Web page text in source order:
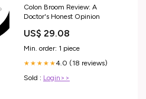
Colon Broom Review: A
Doctor's Honest Opinion
US$ 29.08
Min. order: 1 piece
★★★★★4.0 (18 reviews)
Sold : Login>>